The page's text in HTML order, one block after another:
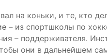
на коньки, и те, кто
– из спортшколы по
– поддерживателя.
они в дальнейшем